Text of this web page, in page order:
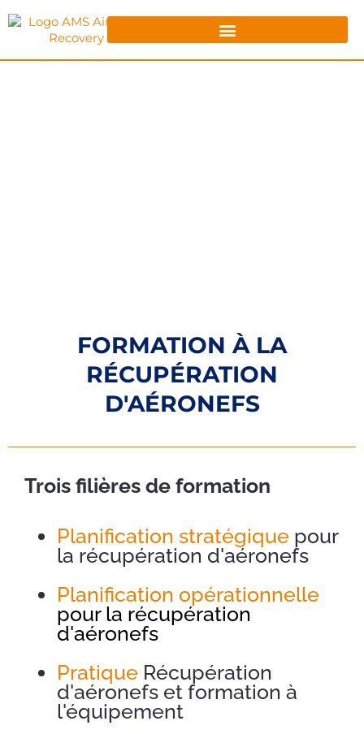
FORMATION À LA
RÉCUPÉRATION
D'AÉRONEFS
Trois filières de formation
Planification stratégique pour
la récupération d'aéronefs
Planification opérationnelle
pour la récupération
d'aéronefs
Pratique Récupération
d'aéronefs et formation à
l'équipement